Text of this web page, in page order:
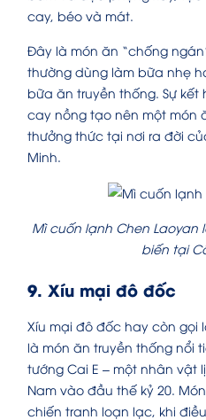
cay, béo và mát.
Đây là món ăn “chống
thường dùng làm bữa nhẹ
bữa ăn truyền thống. Sự
cay nồng tạo nên một món
thưởng thức tại nơi ra đời
Minh.
Mì cuốn lạnh Chen
biến tại
9. Xíu mại đô đốc
Xíu mại đô đốc hay còn gọi
là món ăn truyền thống nổi
tướng Cai E – một nhân vật
Nam vào đầu thế kỷ 20.
chiến tranh loạn lạc, khi